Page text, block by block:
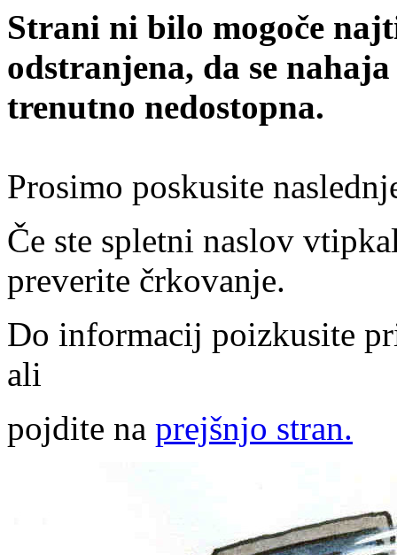
Strani ni bilo mogoče
odstranjena, da se
trenutno nedostopna.
Prosimo poskusite
Če ste spletni naslov
preverite črkovanje.
Do informacij poizkusite
ali
pojdite na prejšnjo stran.